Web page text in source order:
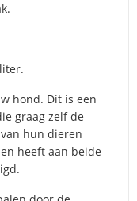
hond. Dit is een
graag zelf de
hun dieren
heeft aan beide